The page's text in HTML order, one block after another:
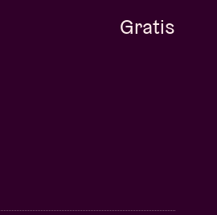
Gratis